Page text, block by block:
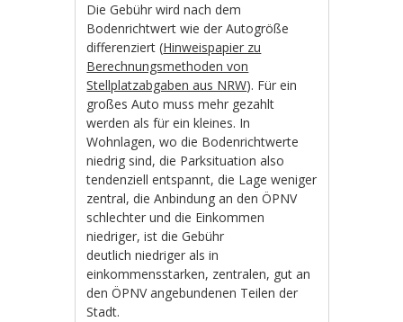
Die Gebühr wird nach dem
Bodenrichtwert wie der Autogröße
differenziert (Hinweispapier zu
Berechnungsmethoden von
Stellplatzabgaben aus NRW). Für ein
großes Auto muss mehr gezahlt
werden als für ein kleines. In
Wohnlagen, wo die Bodenrichtwerte
niedrig sind, die Parksituation also
tendenziell entspannt, die Lage weniger
zentral, die Anbindung an den ÖPNV
schlechter und die Einkommen
niedriger, ist die Gebühr
deutlich niedriger als in
einkommensstarken, zentralen, gut an
den ÖPNV angebundenen Teilen der
Stadt.